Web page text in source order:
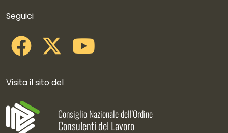
Seguici
Visita il sito del
Consiglio Nazionale dell'Ordine
Consulenti del Lavoro